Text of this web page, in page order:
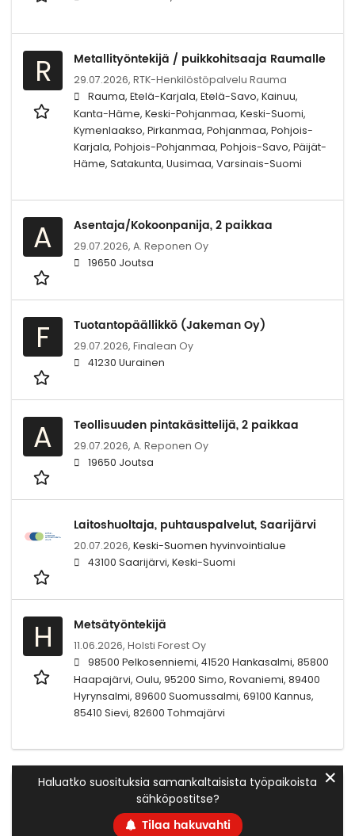
R Metallityöntekijä / puikkohitsaaja Raumalle
29.07.2026, RTK-Henkilöstöpalvelu Rauma
Rauma, Etelä-Karjala, Etelä-Savo, Kainuu,
Kanta-Häme, Keski-Pohjanmaa, Keski-Suomi,
Kymenlaakso, Pirkanmaa, Pohjanmaa, Pohjois-
Karjala, Pohjois-Pohjanmaa, Pohjois-Savo, Päijät-
Häme, Satakunta, Uusimaa, Varsinais-Suomi
A Asentaja/Kokoonpanija, 2 paikkaa
29.07.2026, A. Reponen Oy
19650 Joutsa
F Tuotantopäällikkö (Jakeman Oy)
29.07.2026, Finalean Oy
41230 Uurainen
A Teollisuuden pintakäsittelijä, 2 paikkaa
29.07.2026, A. Reponen Oy
19650 Joutsa
Laitoshuoltaja, puhtauspalvelut, Saarijärvi
20.07.2026, Keski-Suomen hyvinvointialue
43100 Saarijärvi, Keski-Suomi
H Metsätyöntekijä
11.06.2026, Holsti Forest Oy
98500 Pelkosenniemi, 41520 Hankasalmi, 85800
Haapajärvi, Oulu, 95200 Simo, Rovaniemi, 89400
Hyrynsalmi, 89600 Suomussalmi, 69100 Kannus,
85410 Sievi, 82600 Tohmajärvi
Haluatko suosituksia samankaltaisista työpaikoista
sähköpostitse?
Tilaa hakuvahti
✕